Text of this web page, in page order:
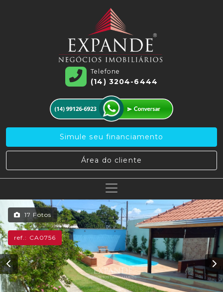
Telefone
(14) 3204-6444
Simule seu financiamento
Área do cliente
17 Fotos
ref.: CA0756